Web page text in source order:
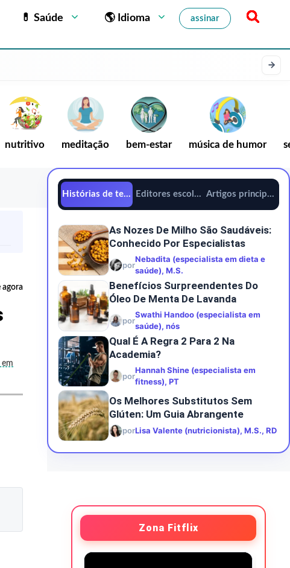
💊 Saúde 🌎 Idioma assinar
nutritivo meditação bem-estar música de humor
agora
Histórias de tendênciasEditores escolhemArtigos principais
As Nozes De Milho São Saudáveis:
Conhecido Por Especialistas
por
Nebadita (especialista em dieta e
saúde), M.S.
Benefícios Surpreendentes Do
Óleo De Menta De Lavanda
por
Swathi Handoo (especialista em
saúde), nós
Qual É A Regra 2 Para 2 Na
Academia?
por
Hannah Shine (especialista em
fitness), PT
Os Melhores Substitutos Sem
Glúten: Um Guia Abrangente
porLisa Valente (nutricionista), M.S., RD
Zona Fitflix